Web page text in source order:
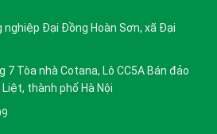
nghiệp Đại Đồng Hoàn Sơn, xã Đại
7 Tòa nhà Cotana, Lô CC5A Bán đảo
thành phố Hà Nội